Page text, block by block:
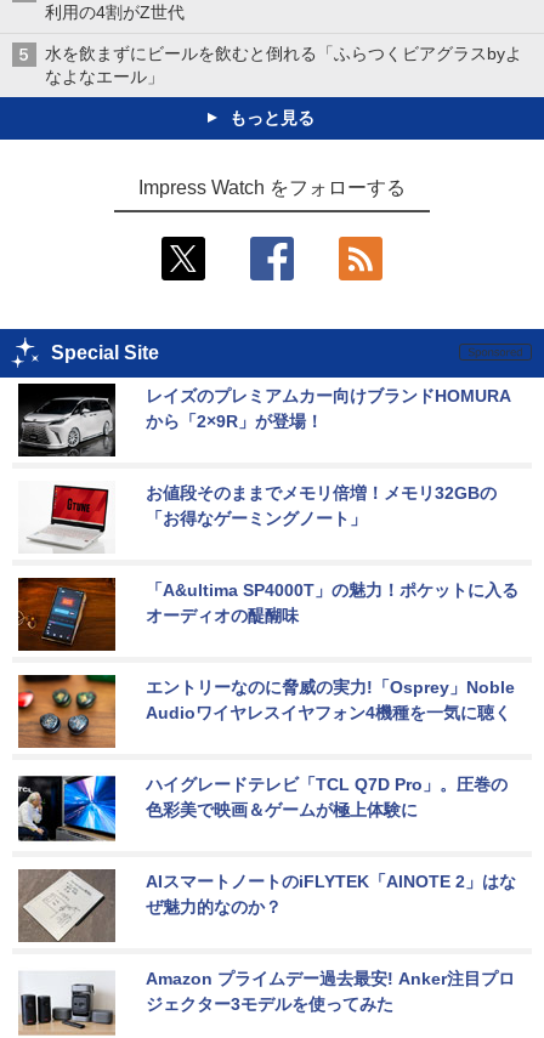
利用の4割がZ世代
水を飲まずにビールを飲むと倒れる「ふらつくビアグラスbyよ
なよなエール」
もっと見る
Impress Watch をフォローする
Special Site
レイズのプレミアムカー向けブランドHOMURA
から「2×9R」が登場！
お値段そのままでメモリ倍増！メモリ32GBの
「お得なゲーミングノート」
「A&ultima SP4000T」の魅力！ポケットに入る
オーディオの醍醐味
エントリーなのに脅威の実力!「Osprey」Noble
Audioワイヤレスイヤフォン4機種を一気に聴く
ハイグレードテレビ「TCL Q7D Pro」。圧巻の
色彩美で映画＆ゲームが極上体験に
AIスマートノートのiFLYTEK「AINOTE 2」はな
ぜ魅力的なのか？
Amazon プライムデー過去最安! Anker注目プロ
ジェクター3モデルを使ってみた